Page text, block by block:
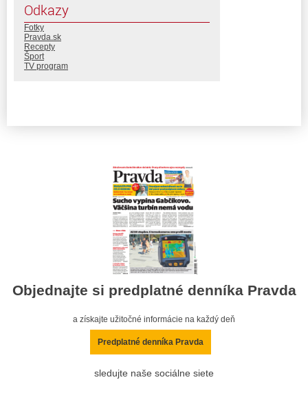
Odkazy
Fotky
Pravda.sk
Recepty
Šport
TV program
Objednajte si predplatné denníka Pravda
a získajte užitočné informácie na každý deň
Predplatné denníka Pravda
sledujte naše sociálne siete